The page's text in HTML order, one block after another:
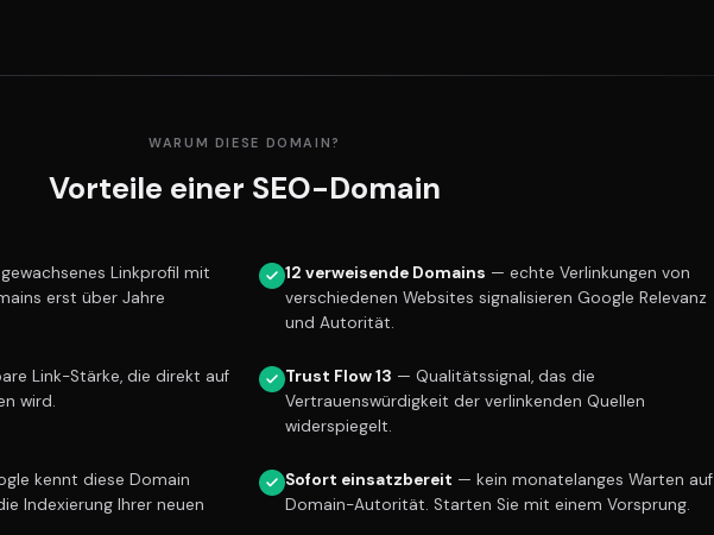
WARUM DIESE DOMAIN?
Vorteile einer SEO-Domain
Linkprofil mit
erst über Jahre
12 verweisende Domains — echte Verlinkungen von
verschiedenen Websites signalisieren Google Relevanz
und Autorität.
Link-Stärke, die direkt auf
wird.
Trust Flow 13 — Qualitätssignal, das die
Vertrauenswürdigkeit der verlinkenden Quellen
widerspiegelt.
kennt diese Domain
Indexierung Ihrer neuen
Sofort einsatzbereit — kein monatelanges Warten auf
Domain-Autorität. Starten Sie mit einem Vorsprung.